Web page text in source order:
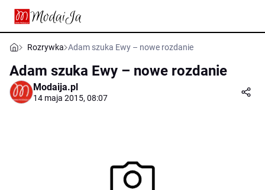
Rozrywka Adam szuka Ewy – nowe rozdanie
Adam szuka Ewy – nowe rozdanie
Modaija.pl
14 maja 2015, 08:07